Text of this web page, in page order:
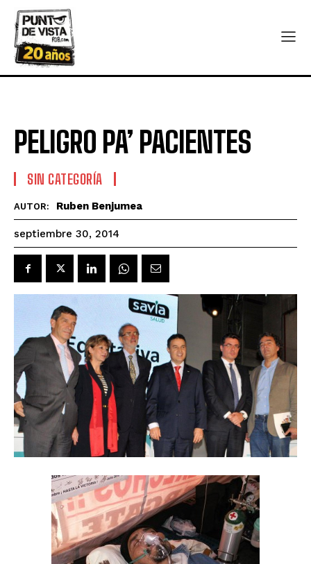
PELIGRO PA’ PACIENTES
SIN CATEGORÍA
AUTOR: Ruben Benjumea
septiembre 30, 2014